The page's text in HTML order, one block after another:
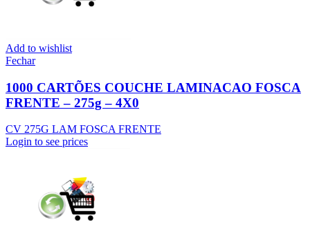
Add to wishlist
Fechar
1000 CARTÕES COUCHE LAMINACAO FOSCA
FRENTE – 275g – 4X0
CV 275G LAM FOSCA FRENTE
Login to see prices